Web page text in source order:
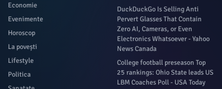
Economie
Evenimente
Horoscop
La povești
Lifestyle
Politica
DuckDuckGo Is Selling Anti
Pervert Glasses That Contain
Zero AI, Cameras, or Even
Electronics Whatsoever - Yahoo
News Canada
College football preseason Top
25 rankings: Ohio State leads US
LBM Coaches Poll - USA Today